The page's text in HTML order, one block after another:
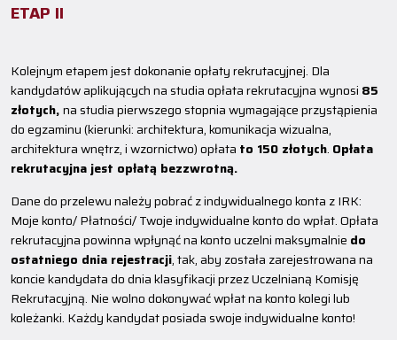
ETAP II
Kolejnym etapem jest dokonanie opłaty rekrutacyjnej. Dla
kandydatów aplikujących na studia opłata rekrutacyjna wynosi 85
złotych,na studia pierwszego stopnia wymagające przystąpienia
do egzaminu (kierunki: architektura, komunikacja wizualna,
architektura wnętrz, i wzornictwo) opłata to 150 złotych. Opłata
rekrutacyjna jest opłatą bezzwrotną.
Dane do przelewu należy pobrać z indywidualnego konta z IRK:
Moje konto/ Płatności/ Twoje indywidualne konto do wpłat. Opłata
rekrutacyjna powinna wpłynąć na konto uczelni maksymalnie do
ostatniego dnia rejestracji, tak, aby została zarejestrowana na
koncie kandydata do dnia klasyfikacji przez Uczelnianą Komisję
Rekrutacyjną. Nie wolno dokonywać wpłat na konto kolegi lub
koleżanki. Każdy kandydat posiada swoje indywidualne konto!